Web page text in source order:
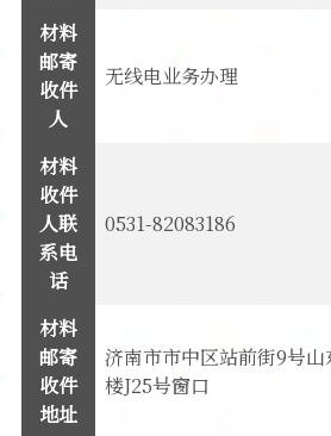
材料
邮寄
收件
人
无线电业务办理
材料
收件
人联
系电
话
0531-82083186
材料
邮寄
收件
地址
济南市市中区站前街9号
楼J25号窗口